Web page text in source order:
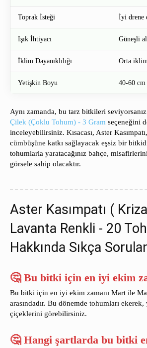
Toprak İsteği İyi drene
Işık İhtiyacı Güneşli
İklim Dayanıklılığı Orta
Yetişkin Boyu 40-60 cm
Aynı zamanda, bu tarz bitkileri
Çilek (Çoklu Tohum) - 3 Gram seçeneğini
inceleyebilirsiniz. Kısacası, Aster
cümbüşüne katkı sağlayacak eşsiz bir
tohumlarla yaratacağınız bahçe,
görsele sahip olacaktır.
Aster Kasımpatı (
Lavanta Renkli - 20
Hakkında Sıkça
🤔 Bu bitki için en iyi ekim
Bu bitki için en iyi ekim zamanı Mart ile
arasındadır. Bu dönemde tohumları ekerek,
çiçeklerini görebilirsiniz.
🤔 Hangi şartlarda bu bitki